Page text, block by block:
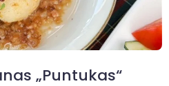
„Puntukas“